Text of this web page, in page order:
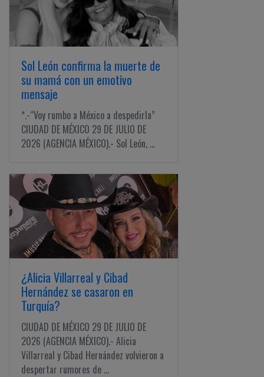
Sol León confirma la muerte de
su mamá con un emotivo
mensaje
*.-“Voy rumbo a México a despedirla”
CIUDAD DE MÉXICO 29 DE JULIO DE
2026 (AGENCIA MÉXICO).- Sol León, ...
¿Alicia Villarreal y Cibad
Hernández se casaron en
Turquía?
CIUDAD DE MÉXICO 29 DE JULIO DE
2026 (AGENCIA MÉXICO).- Alicia
Villarreal y Cibad Hernández volvieron a
despertar rumores de ...